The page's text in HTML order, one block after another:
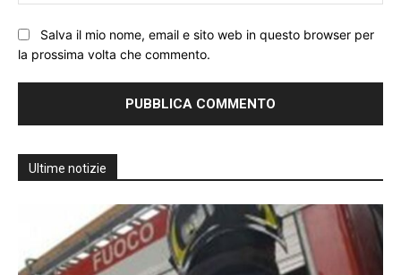
Salva il mio nome, email e sito web in questo browser per
la prossima volta che commento.
Ultime notizie